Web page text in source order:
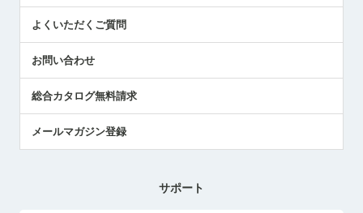
センサのテクニカルガイド
社長ブログ
よくいただくご質問
お問い合わせ
総合カタログ無料請求
メールマガジン登録
サポート